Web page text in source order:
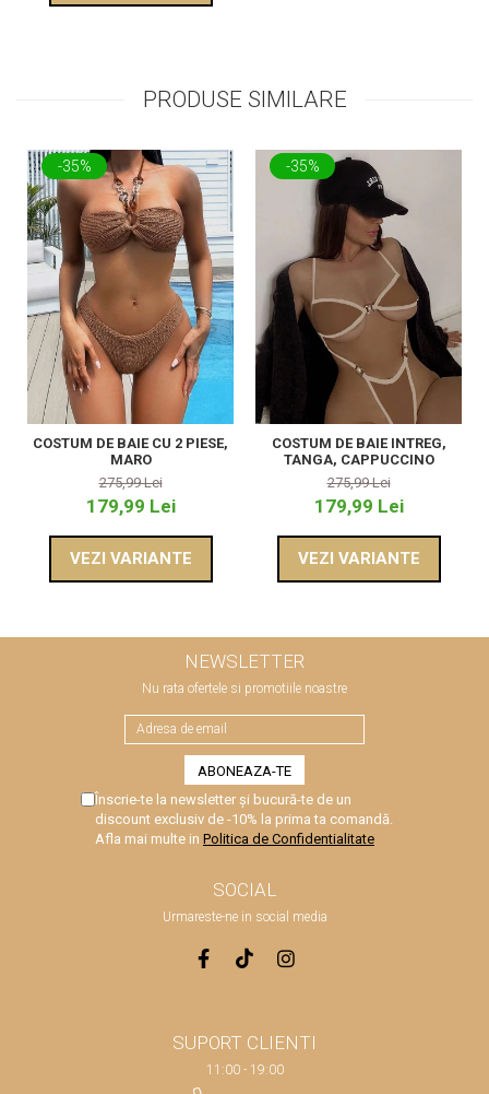
PRODUSE SIMILARE
-35%
COSTUM DE BAIE CU 2 PIESE,
MARO
275,99 Lei
179,99 Lei
VEZI VARIANTE
-35%
COSTUM DE BAIE INTREG,
TANGA, CAPPUCCINO
275,99 Lei
179,99 Lei
VEZI VARIANTE
NEWSLETTER
Nu rata ofertele si promotiile noastre
Înscrie-te la newsletter și bucură-te de un
discount exclusiv de -10% la prima ta comandă.
Afla mai multe in Politica de Confidentialitate
SOCIAL
Urmareste-ne in social media
SUPORT CLIENTI
11:00 - 19:00